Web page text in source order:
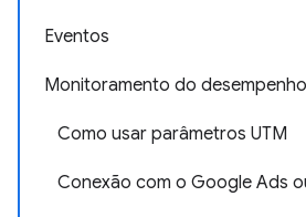
Eventos
Monitoramento do
Como usar parâmetros UTM
Conexão com o Google Ads